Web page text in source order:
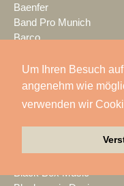
Um Ihren Besuch
angenehm wie
verwenden wir
Baenfer
Band Pro Munich
Barco
BDKV
Best of Events
bestvent group
Biamp
Black Box Music